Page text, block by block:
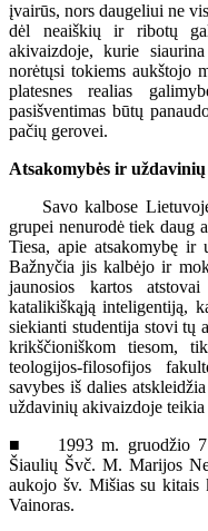
įvairūs, nors daugeliui ne
dėl neaiškių ir ribotų
akivaizdoje, kurie
norėtųsi tokiems aukštojo
platesnes realias
pasišventimas būtų
pačių gerovei.
Atsakomybės ir
Savo kalbose Lietuvoje
grupei nenurodė tiek daug
Tiesa, apie atsakomybę
Bažnyčia jis kalbėjo ir
jaunosios kartos
katalikiškąją inteligentiją,
siekianti studentija stovi tų
krikščioniškom tiesom,
teologijos-filosofijos
savybes iš dalies
uždavinių akivaizdoje teikia
■ 1993 m. gruodžio 7
Šiaulių Švč. M. Marijos
aukojo šv. Mišias su kitais
Vainoras.